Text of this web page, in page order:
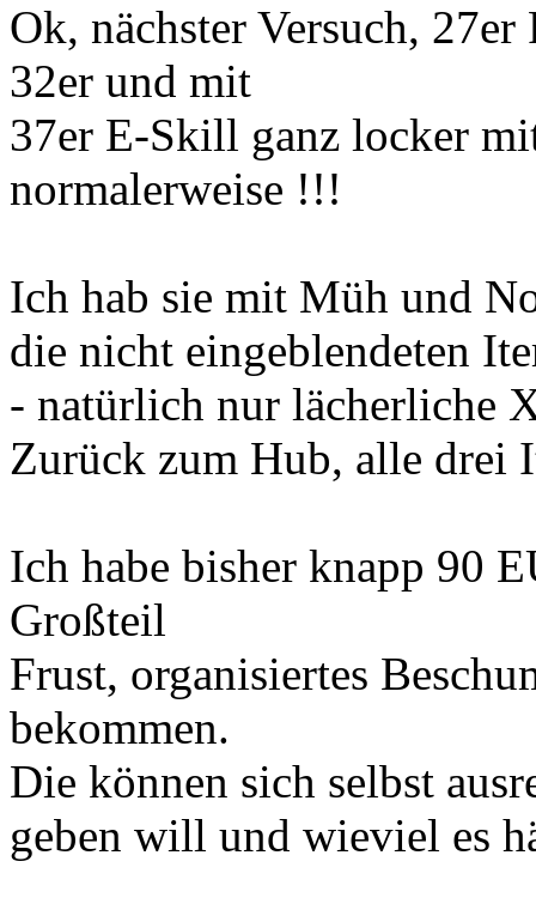
Ok, nächster Versuch,
32er und mit
37er E-Skill ganz locker
normalerweise !!!
Ich hab sie mit Müh und
die nicht eingeblendeten
- natürlich nur lächerliche
Zurück zum Hub, alle drei
Ich habe bisher knapp 90
Großteil
Frust, organisiertes
bekommen.
Die können sich selbst
geben will und wieviel es